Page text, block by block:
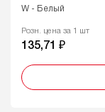
W - Белый
Розн. цена за 1 шт
135,71 ₽